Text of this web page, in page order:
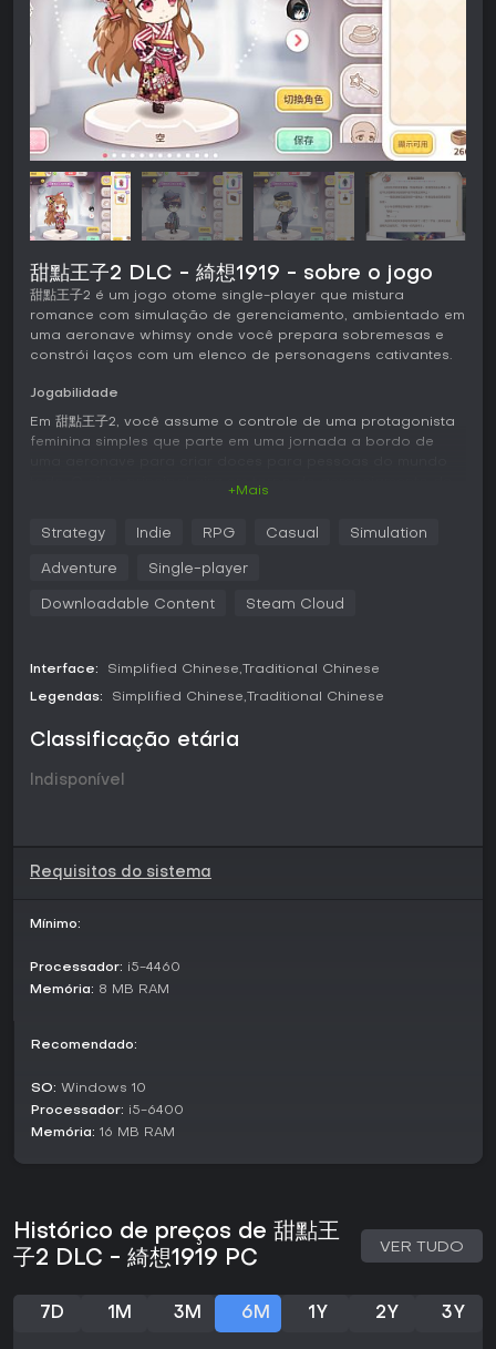
甜點王子2 DLC - 綺想1919 - sobre o jogo
甜點王子2 é um jogo otome single-player que mistura
romance com simulação de gerenciamento, ambientado em
uma aeronave whimsy onde você prepara sobremesas e
constrói laços com um elenco de personagens cativantes.
Jogabilidade
Em 甜點王子2, você assume o controle de uma protagonista
feminina simples que parte em uma jornada a bordo de
macarons, hedgehog chiffon cake e bolos de abacaxi em
forma de gato. Você também lida com culinárias mundiais e
desapareceram há uma década, trazendo um toque de
personagens masculinos inspirados nos signos do
zodíaco, cada um com motivos ocultos para se juntar à sua
pessoais revela seus segredos e fortalece os vínculos,
gerenciamento incluem decorar sua aeronave com móveis
combina simulação de confeitaria com desenvolvimento
independentes ligadas a cada personagem masculino.
relacionamentos e realização dos objetivos de confecção
A narrativa gira em torno da jornada da protagonista,
sobremesas. Outros, como Xingyuan Hui, o novelista
sonhador, ou Ri贝尔・莱尼亚克, o patissier confiante, trazem
variedade às interações.
O arco de cada personagem desvenda histórias pessoais,
de tramas no mercado negro a profundezas psicológicas,
+Mais
Strategy Indie RPG Casual Simulation
Adventure Single-player
Downloadable Content Steam Cloud
Interface: Simplified Chinese Traditional Chinese
Legendas: Simplified Chinese Traditional Chinese
Classificação etária
Indisponível
Requisitos do sistema
Mínimo:
Processador: i5-4460
Memória: 8 MB RAM
Recomendado:
SO: Windows 10
Processador: i5-6400
Memória: 16 MB RAM
Histórico de preços de 甜點王
子2 DLC - 綺想1919 PC
VER TUDO
7D 1M 3M 6M 1Y 2Y 3Y